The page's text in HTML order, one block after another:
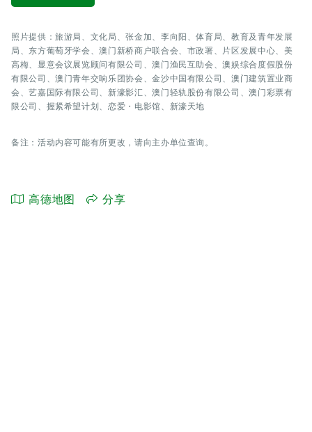
照片提供：旅游局、文化局、张金加、李向阳、体育局、教育及青年发展
局、东方葡萄牙学会、澳门新桥商户联合会、市政署、片区发展中心、美
高梅、显意会议展览顾问有限公司、澳门渔民互助会、澳娱综合度假股份
有限公司、澳门青年交响乐团协会、金沙中国有限公司、澳门建筑置业商
会、艺嘉国际有限公司、新濠影汇、澳门轻轨股份有限公司、澳门彩票有
限公司、握紧希望计划、恋爱・电影馆、新濠天地
备注：活动内容可能有所更改，请向主办单位查询。
高德地图 分享